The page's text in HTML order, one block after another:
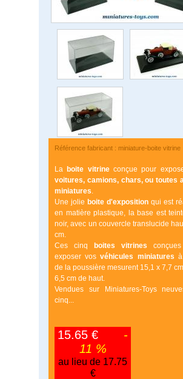
Référence fabricant : miniature-boite vitrine
La boite vitrineconçue pour
voitures, camions, chars, ou toutes
miniatures.
Une jolie boite d'exposition qui est
en matière plastique, la base est
noir, avec un couvercle translucide
cm.
Ces cinq
boites vitrines
exposer vosvéhicules miniatures
de la poussière mesurent 15,1 x 7,7
6,5 cm de haut.
Vendues sur Miniatures-Toys
cinq...
15.65 €
-
11 %
au lieu de 17.75
€